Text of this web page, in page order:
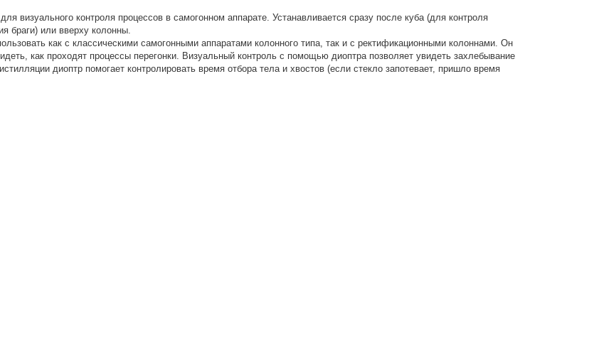
визуального контроля процессов в самогонном аппарате. Устанавливается сразу после куба (для контроля
браги) или вверху колонны.
как с классическими самогонными аппаратами колонного типа, так и с ректификационными колоннами. Он
как проходят процессы перегонки. Визуальный контроль с помощью диоптра позволяет увидеть захлебывание
диоптр помогает контролировать время отбора тела и хвостов (если стекло запотевает, пришло время